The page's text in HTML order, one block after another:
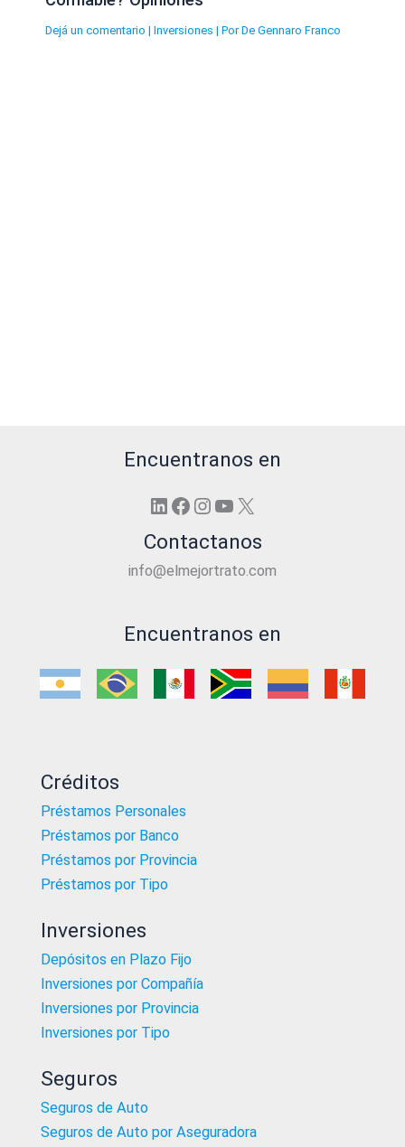
Dejá un comentario | Inversiones | Por De Gennaro Franco
Encuentranos en
LinkedIn
Facebook
Instagram
YouTube
X
Contactanos
info@elmejortrato.com
Encuentranos en
Créditos
Préstamos Personales
Préstamos por Banco
Préstamos por Provincia
Préstamos por Tipo
Inversiones
Depósitos en Plazo Fijo
Inversiones por Compañía
Inversiones por Provincia
Inversiones por Tipo
Seguros
Seguros de Auto
Seguros de Auto por Aseguradora